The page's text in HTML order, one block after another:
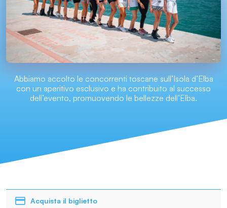
Abbiamo accolto le concorrenti toscane sull’Isola d’Elba
con un aperitivo esclusivo e ha contribuito al successo
dell’evento, promuovendo le bellezze dell’Elba.
Acquista il biglietto